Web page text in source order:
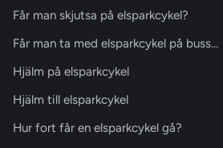
Får man skjutsa på elsparkcykel?
Får man ta med elsparkcykel på buss…
Hjälm på elsparkcykel
Hjälm till elsparkcykel
Hur fort får en elsparkcykel gå?